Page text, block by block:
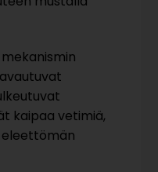
kaipaa vetimiä,
eleettömän